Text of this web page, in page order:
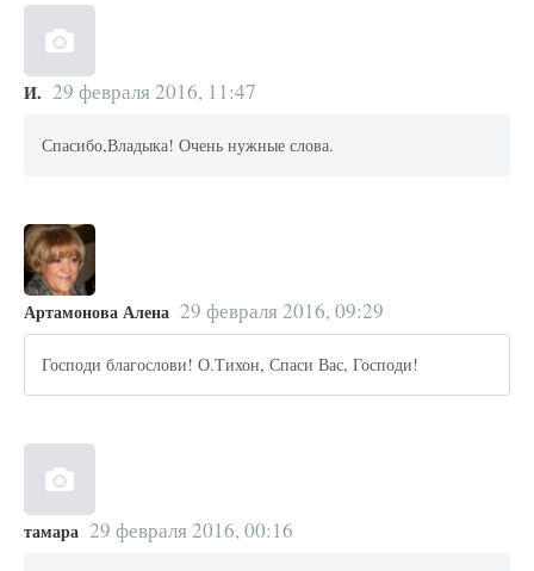
И. 29 февраля 2016, 11:47
Спасибо,Владыка! Очень нужные слова.
Артамонова Алена 29 февраля 2016, 09:29
Господи благослови! О.Тихон, Спаси Вас, Господи!
тамара 29 февраля 2016, 00:16